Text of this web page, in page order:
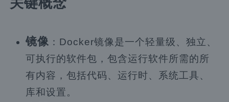
镜像 ：Docker镜像是一个轻量级、独立、
可执行的软件包，包含运行软件所需的所
有内容，包括代码、运行时、系统工具、
库和设置。